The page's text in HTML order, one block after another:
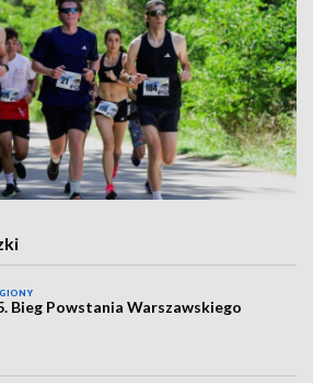
Bieg Powstania Warszawskiego